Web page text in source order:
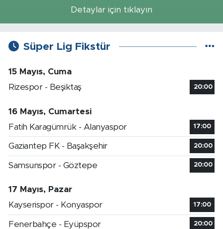
Detaylar için tıklayın
Süper Lig Fikstür
15 Mayıs, Cuma
Rizespor - Beşiktaş
20:00
16 Mayıs, Cumartesi
Fatih Karagümrük - Alanyaspor
17:00
Gaziantep FK - Başakşehir 20:00
Samsunspor - Göztepe 20:00
17 Mayıs, Pazar
Kayserispor - Konyaspor
17:00
Fenerbahçe - Eyüpspor 20:00